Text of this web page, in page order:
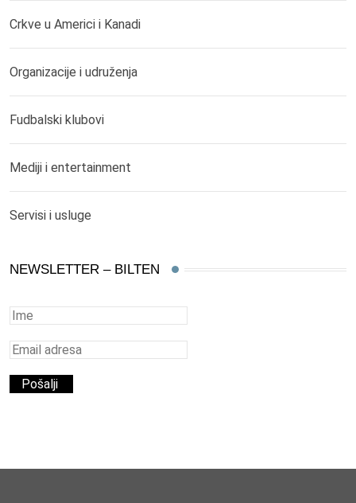
Crkve u Americi i Kanadi
Organizacije i udruženja
Fudbalski klubovi
Mediji i entertainment
Servisi i usluge
NEWSLETTER – BILTEN